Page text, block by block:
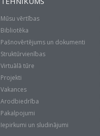
Mūsu vērtības
Bibliotēka
Pašnovērtējums un dokumenti
Struktūrvienības
Virtuālā tūre
Projekti
Vakances
Arodbiedrība
Pakalpojumi
Iepirkumi un sludinājumi